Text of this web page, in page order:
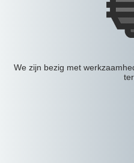
We zijn bezig met